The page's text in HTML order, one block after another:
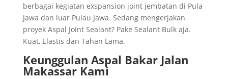
berbagai kegiatan exspansion joint jembatan di Pula
Jawa dan luar Pulau Jawa. Sedang mengerjakan
proyek Aspal Joint Sealant? Pake Sealant Bulk aja.
Kuat, Elastis dan Tahan Lama.
Keunggulan Aspal Bakar Jalan
MakassarKami